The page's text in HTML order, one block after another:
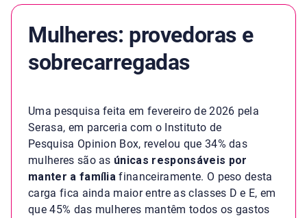
Mulheres: provedoras e
sobrecarregadas
Uma pesquisa feita em fevereiro de 2026 pela
Serasa, em parceria com o Instituto de
Pesquisa Opinion Box, revelou que 34% das
mulheres são as únicas responsáveis por
manter a família financeiramente. O peso desta
carga fica ainda maior entre as classes D e E, em
que 45% das mulheres mantêm todos os gastos